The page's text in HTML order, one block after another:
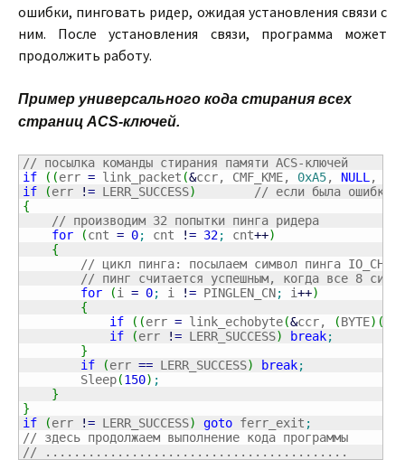
ошибки, пинговать ридер, ожидая установления связи с
ним. После установления связи, программа может
продолжить работу.
Пример универсального кода стирания всех
страниц ACS-ключей.
// посылка команды стирания памяти ACS-ключей
if
( (err = link_packet (&ccr, CMF_KME, 0xA5, NULL ,
if
(err != LERR_SUCCESS)
// если была ошибка,
{
// производим 32 попытки пинга ридера
for
(cnt = 0; cnt != 32; cnt++)
{
// цикл пинга: посылаем символ пинга
// пинг считается успешным, когда все 8
for
(i = 0; i != PINGLEN_CN; i++)
{
if
( (err = link_echobyte(&ccr, (BYTE) (
if
(err != LERR_SUCCESS) break;
}
if
(err == LERR_SUCCESS) break;
        Sleep
(150) ;
}
}
if
(err != LERR_SUCCESS) goto ferr_exit ;
// здесь продолжаем выполнение кода программы
// ..........................................